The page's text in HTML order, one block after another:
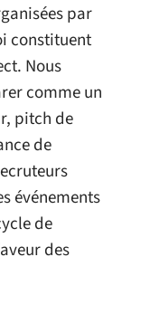
par
constituent
Nous
comme un
pitch de
de
événements
de
des